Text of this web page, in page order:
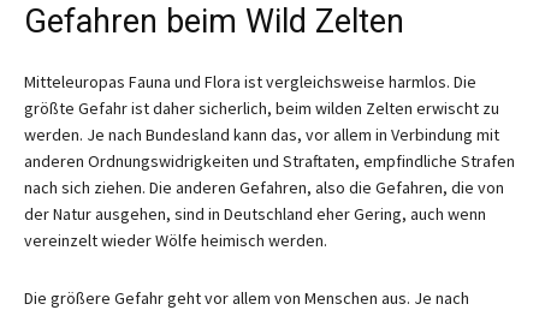
Gefahren beim Wild Zelten
Mitteleuropas Fauna und Flora ist vergleichsweise harmlos. Die
größte Gefahr ist daher sicherlich, beim wilden Zelten erwischt zu
werden. Je nach Bundesland kann das, vor allem in Verbindung mit
anderen Ordnungswidrigkeiten und Straftaten, empfindliche Strafen
nach sich ziehen. Die anderen Gefahren, also die Gefahren, die von
der Natur ausgehen, sind in Deutschland eher Gering, auch wenn
vereinzelt wieder Wölfe heimisch werden.
Die größere Gefahr geht vor allem von Menschen aus. Je nach